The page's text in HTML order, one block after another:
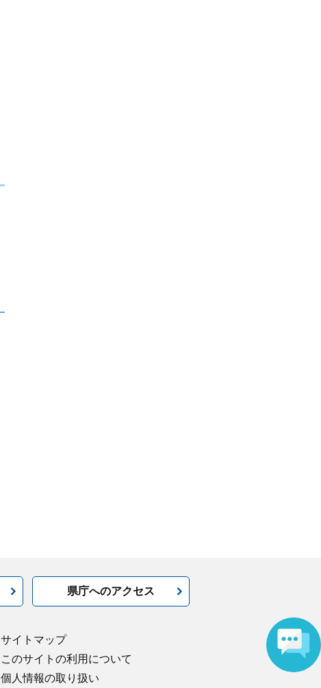
県庁へのアクセス
サイトマップ
このサイトの利用について
個人情報の取り扱い